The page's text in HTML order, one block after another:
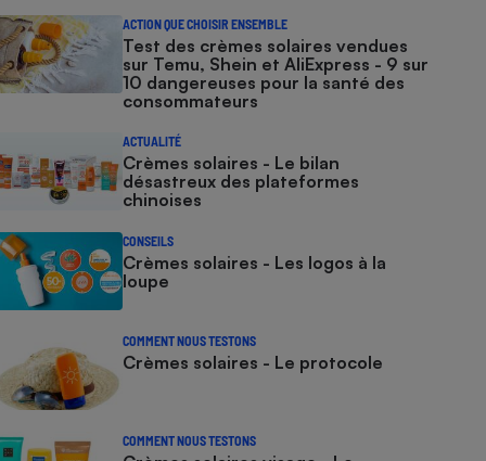
ACTION QUE CHOISIR ENSEMBLE
Test des crèmes solaires vendues
sur Temu, Shein et AliExpress - 9 sur
10 dangereuses pour la santé des
consommateurs
ACTUALITÉ
Crèmes solaires - Le bilan
désastreux des plateformes
chinoises
CONSEILS
Crèmes solaires - Les logos à la
loupe
COMMENT NOUS TESTONS
Crèmes solaires - Le protocole
COMMENT NOUS TESTONS